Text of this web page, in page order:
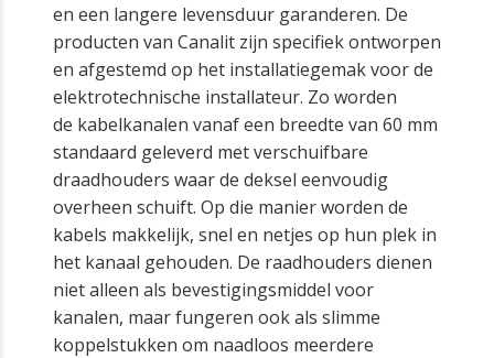
en een langere levensduur garanderen. De
producten van Canalit zijn specifiek ontworpen
en afgestemd op het installatiegemak voor de
elektrotechnische installateur. Zo worden
de kabelkanalen vanaf een breedte van 60 mm
standaard geleverd met verschuifbare
draadhouders waar de deksel eenvoudig
overheen schuift. Op die manier worden de
kabels makkelijk, snel en netjes op hun plek in
het kanaal gehouden. De raadhouders dienen
niet alleen als bevestigingsmiddel voor
kanalen, maar fungeren ook als slimme
koppelstukken om naadloos meerdere